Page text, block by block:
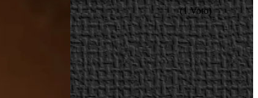
(1 Voto)